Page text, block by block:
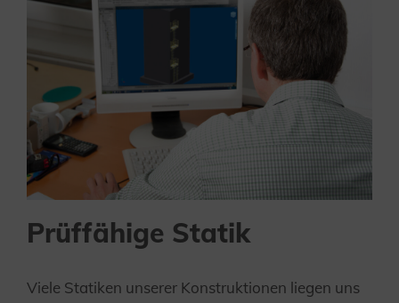
Prüffähige Statik
Viele Statiken unserer Konstruktionen liegen uns